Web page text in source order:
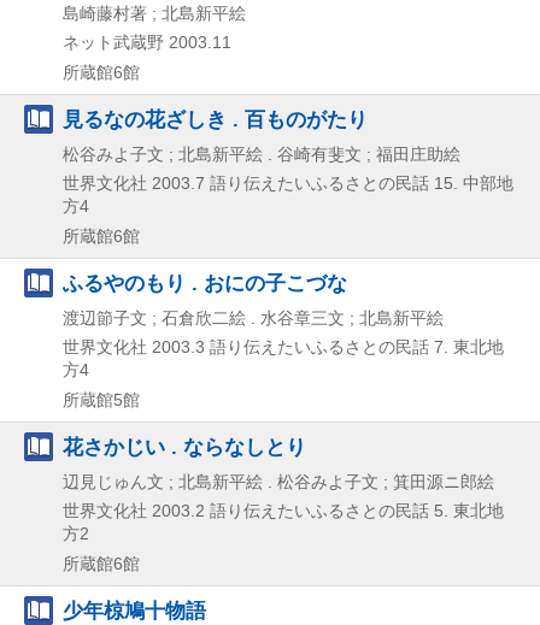
島崎藤村著 ; 北島新平絵
ネット武蔵野 2003.11
所蔵館6館
見るなの花ざしき . 百ものがたり
松谷みよ子文 ; 北島新平絵 . 谷崎有斐文 ; 福田庄助絵
世界文化社 2003.7 語り伝えたいふるさとの民話 15. 中部地
方4
所蔵館6館
ふるやのもり . おにの子こづな
渡辺節子文 ; 石倉欣二絵 . 水谷章三文 ; 北島新平絵
世界文化社 2003.3 語り伝えたいふるさとの民話 7. 東北地
方4
所蔵館5館
花さかじい . ならなしとり
辺見じゅん文 ; 北島新平絵 . 松谷みよ子文 ; 箕田源ニ郎絵
世界文化社 2003.2 語り伝えたいふるさとの民話 5. 東北地
方2
所蔵館6館
少年椋鳩十物語